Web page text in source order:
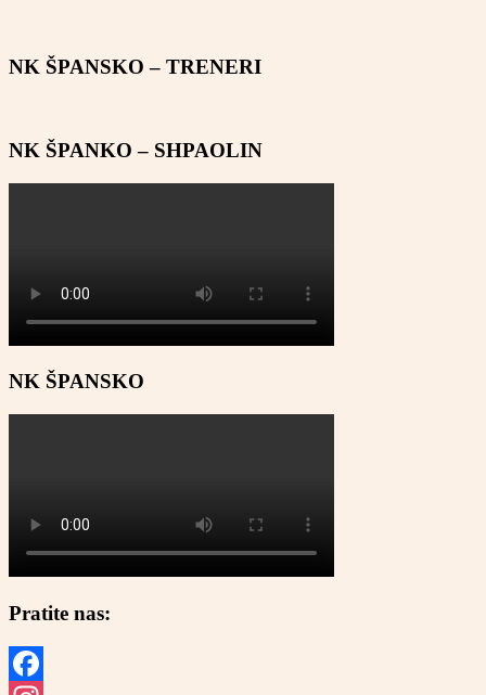
NK ŠPANSKO – TRENERI
NK ŠPANKO – SHPAOLIN
NK ŠPANSKO
Pratite nas: